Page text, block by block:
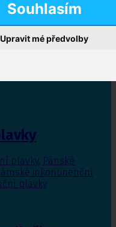
Souhlasím
Upravit mé předvolby
plavky, Pánské
inkontinenční
plavky